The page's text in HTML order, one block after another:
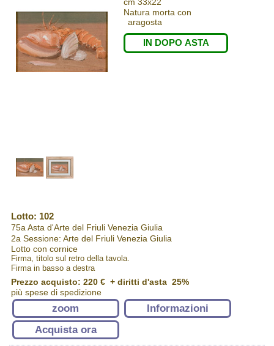
Natura morta con
aragosta
IN DOPO ASTA
Lotto: 102
75a Asta d'Arte del Friuli Venezia Giulia
2a Sessione: Arte del Friuli Venezia Giulia
Lotto con cornice
Firma, titolo sul retro della tavola.
Firma in basso a destra
Prezzo acquisto: 220 €+ diritti d'asta 25%
più spese di spedizione
zoom
Informazioni
Acquista ora